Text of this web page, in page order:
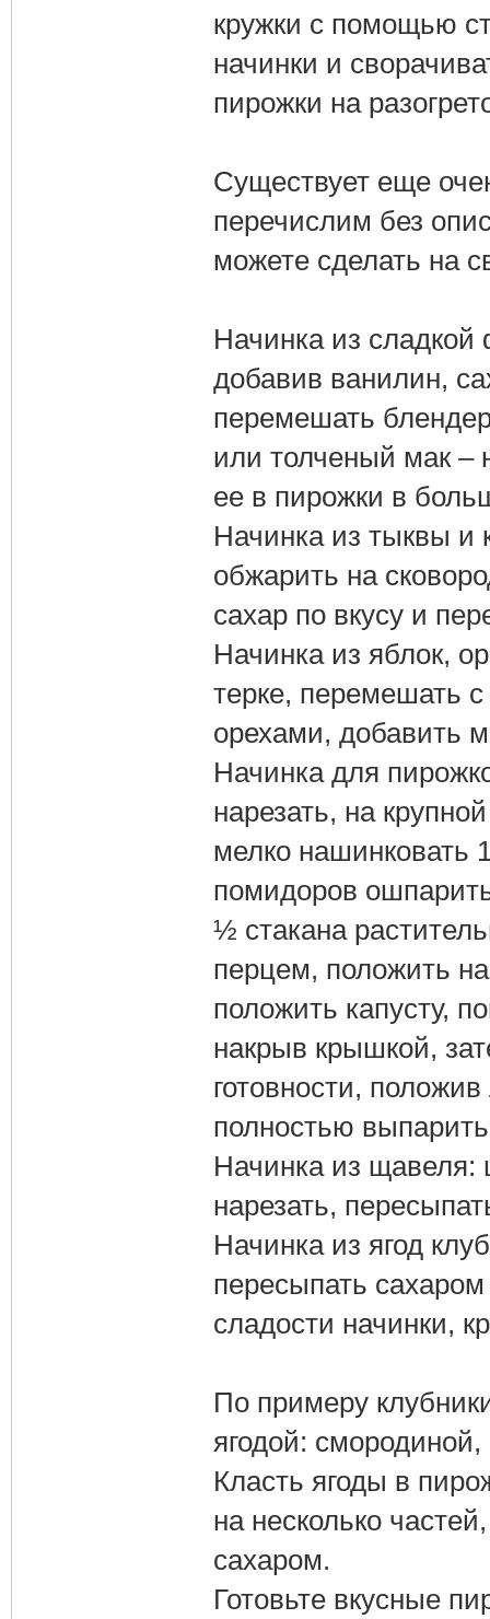
кружки с помощью
начинки и
пирожки на
Существует еще
перечислим без
можете сделать на
Начинка из сладкой
добавив ванилин,
перемешать
или толченый мак –
ее в пирожки в
Начинка из тыквы и
обжарить на
сахар по вкусу и
Начинка из яблок,
терке, перемешать
орехами, добавить
Начинка для
нарезать, на
мелко нашинковать
помидоров
½ стакана
перцем, положить
положить капусту,
накрыв крышкой,
готовности,
полностью
Начинка из
нарезать,
Начинка из ягод
пересыпать
сладости начинки,
По примеру
ягодой:
Класть ягоды в
на несколько
сахаром.
Готовьте вкусные